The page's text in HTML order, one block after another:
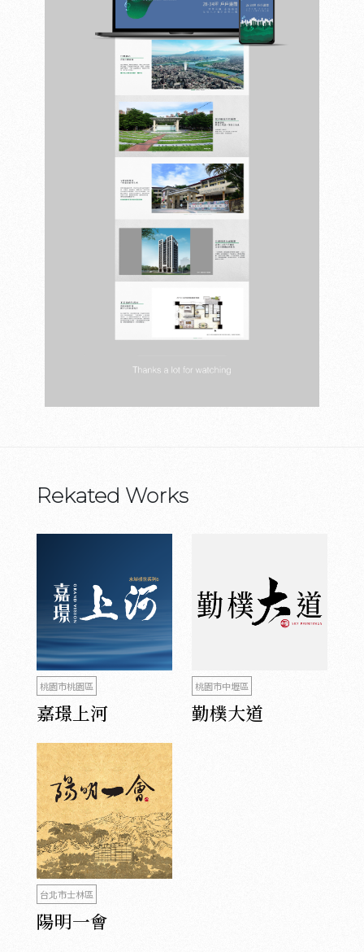
Rekated Works
桃園市桃園區
嘉璟上河
桃園市中壢區
勤樸大道
台北市士林區
陽明一會